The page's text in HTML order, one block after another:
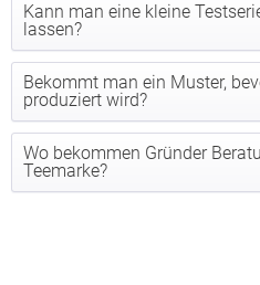
Kann man eine kleine
lassen?
Bekommt man ein Muster,
produziert wird?
Wo bekommen Gründer
Teemarke?